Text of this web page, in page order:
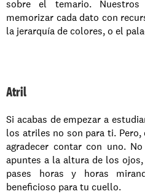
sobre el temario.
memorizar cada dato con
la jerarquía de colores, o el
Atril
Si acabas de empezar a
los atriles no son para ti.
agradecer contar con uno.
apuntes a la altura de los
pases horas y horas
beneficioso para tu cuello.